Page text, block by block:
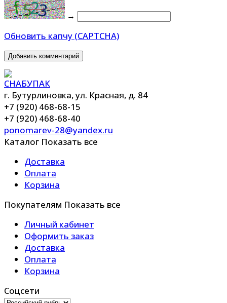
→
Обновить капчу (CAPTCHA)
Добавить комментарий
г. Бутурлиновка, ул. Красная, д. 84
+7 (920) 468-68-15
+7 (920) 468-68-40
ponomarev-28@yandex.ru
Каталог Показать все
Доставка
Оплата
Корзина
Покупателям Показать все
Личный кабинет
Оформить заказ
Доставка
Оплата
Корзина
Соцсети